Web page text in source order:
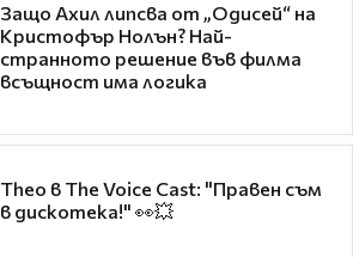
Защо Ахил липсва от „Одисей“ на
Кристофър Нолън? Най-
странното решение във филма
всъщност има логика
Theo в The Voice Cast: "Правен съм
в дискотека!" 👀💥